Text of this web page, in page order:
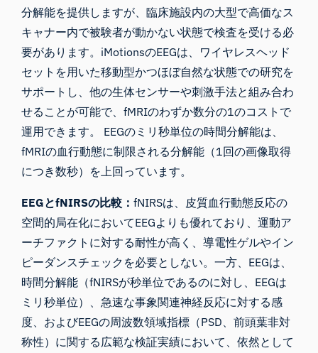
分解能を提供しますが、臨床施設内の大型で高価なス
キャナー内で被験者が動かない状態で検査を受ける必
要があります。iMotionsのEEGは、ワイヤレスヘッド
セットを用いた移動型かつほぼ自然な状態での研究を
サポートし、他の生体センサーや刺激手法と組み合わ
せることが可能で、fMRIのわずか数分の1のコストで
運用できます。 EEGのミリ秒単位の時間分解能は、
fMRIの血行動態に制限される分解能（1回の画像取得
につき数秒）を上回っています。
EEGとfNIRSの比較：fNIRSは、皮質血行動態反応の
空間的局在化においてEEGよりも優れており、運動ア
ーチファクトに対する耐性が高く、導電性ゲルやイン
ピーダンスチェックを必要としない。一方、EEGは、
時間分解能（fNIRSが秒単位であるのに対し、EEGは
ミリ秒単位）、急速な事象関連神経反応に対する感
度、およびEEGの周波数領域指標（PSD、前頭葉非対
称性）に関する広範な検証実績において、依然として